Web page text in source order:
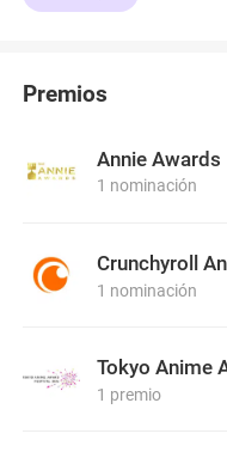
Premios
Annie Awards
1 nominación
Crunchyroll
1 nominación
Tokyo Anime
1 premio